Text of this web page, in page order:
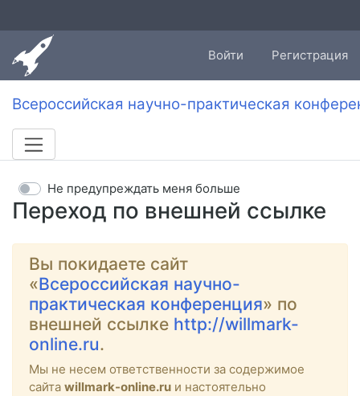
Войти Регистрация
Всероссийская научно-практическая
Переход по внешней ссылке
Не предупреждать меня больше
Вы покидаете сайт
«Всероссийская научно-
практическая конференция» по
внешней ссылке http://willmark-
online.ru.
Мы не несем ответственности за содержимое
сайта willmark-online.ru и настоятельно